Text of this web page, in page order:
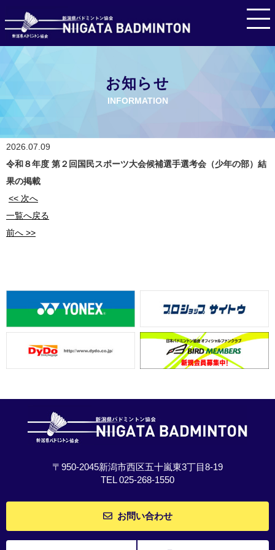
お知らせ
INFORMATION
2026.07.09
令和８年度 第２回国民スポーツ大会候補選手選考会（少年の部）結
果の掲載
<< 次へ
一覧へ戻る
前へ >>
〒950-2045新潟市西区五十嵐東3丁目8-19
TEL 025-268-1550
お問い合わせ